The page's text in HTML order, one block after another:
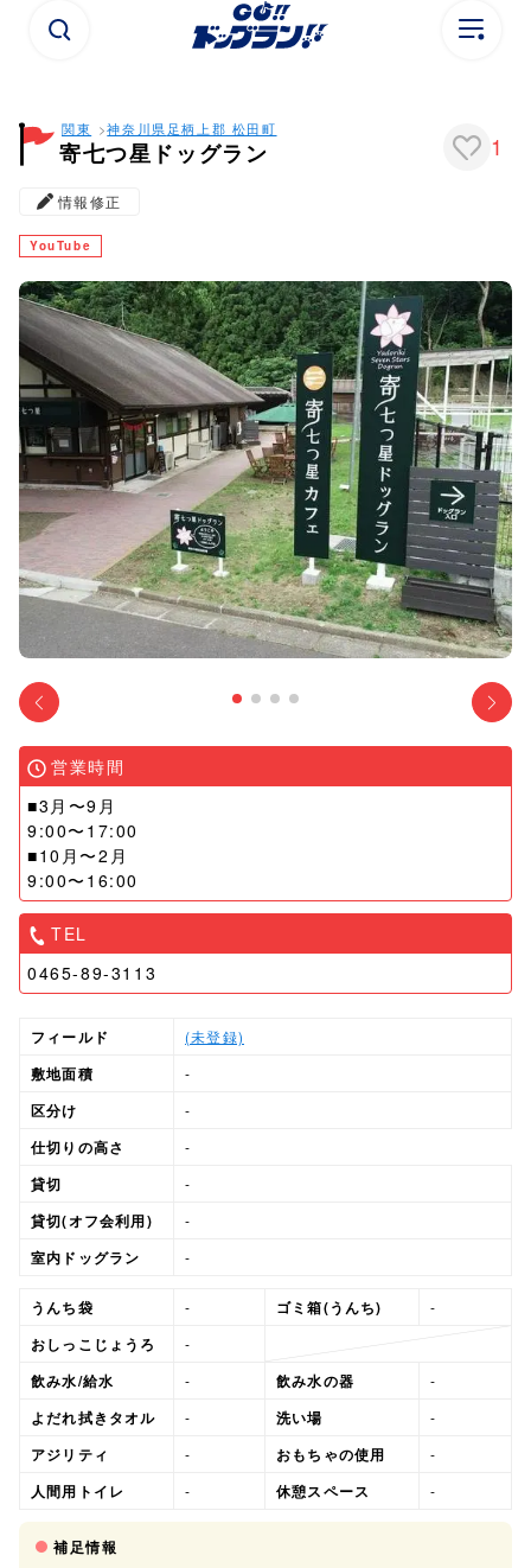
関東 神奈川県足柄上郡 松田町
寄七つ星ドッグラン 1
情報修正
YouTube
営業時間
■3月〜9月
9:00〜17:00
■10月〜2月
9:00〜16:00
TEL
0465-89-3113
フィールド (未登録)
敷地面積 -
区分け -
仕切りの高さ -
貸切 -
貸切(オフ会利用) -
室内ドッグラン -
うんち袋 - ゴミ箱(うんち) -
おしっこじょうろ -
飲み水/給水 - 飲み水の器 -
よだれ拭きタオル - 洗い場 -
アジリティ - おもちゃの使用 -
人間用トイレ - 休憩スペース -
補足情報